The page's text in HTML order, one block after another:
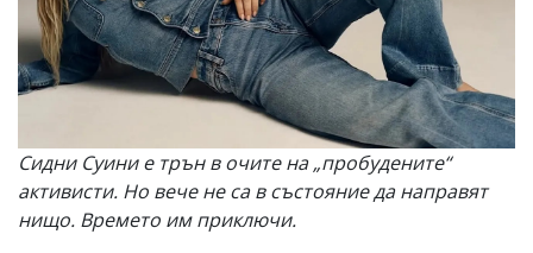
Сидни Суини е трън в очите на „пробудените“
активисти. Но вече не са в състояние да направят
нищо. Времето им приключи.